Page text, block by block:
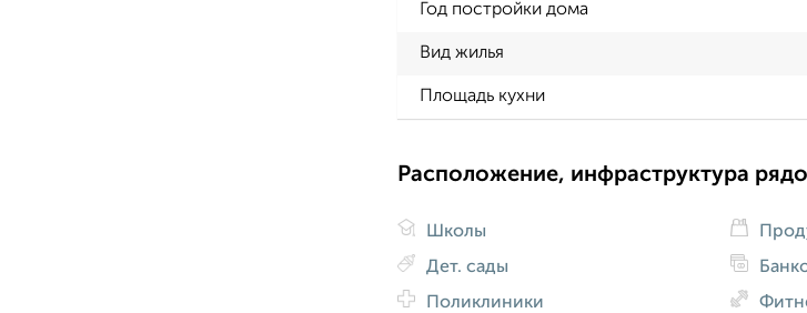
Год постройки дома
Вид жилья
Площадь кухни
Расположение, инфраструктура
Школы
Дет. сады
Поликлиники